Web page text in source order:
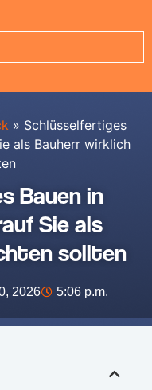
» Schlüsselfertiges
als Bauherr wirklich
Bauen in
Sie als
sollten
2026 5:06 p.m.